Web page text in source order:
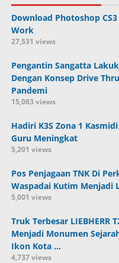
Download Photoshop
Work
27,531 views
Pengantin Sangatta
Dengan Konsep Drive
Pandemi
15,083 views
Hadiri K3S Zona 1
Guru Meningkat
5,201 views
Pos Penjagaan TNK Di
Waspadai Kutim Menjadi
5,001 views
Truk Terbesar LIEBHERR
Menjadi Monumen
Ikon Kota …
4,737 views